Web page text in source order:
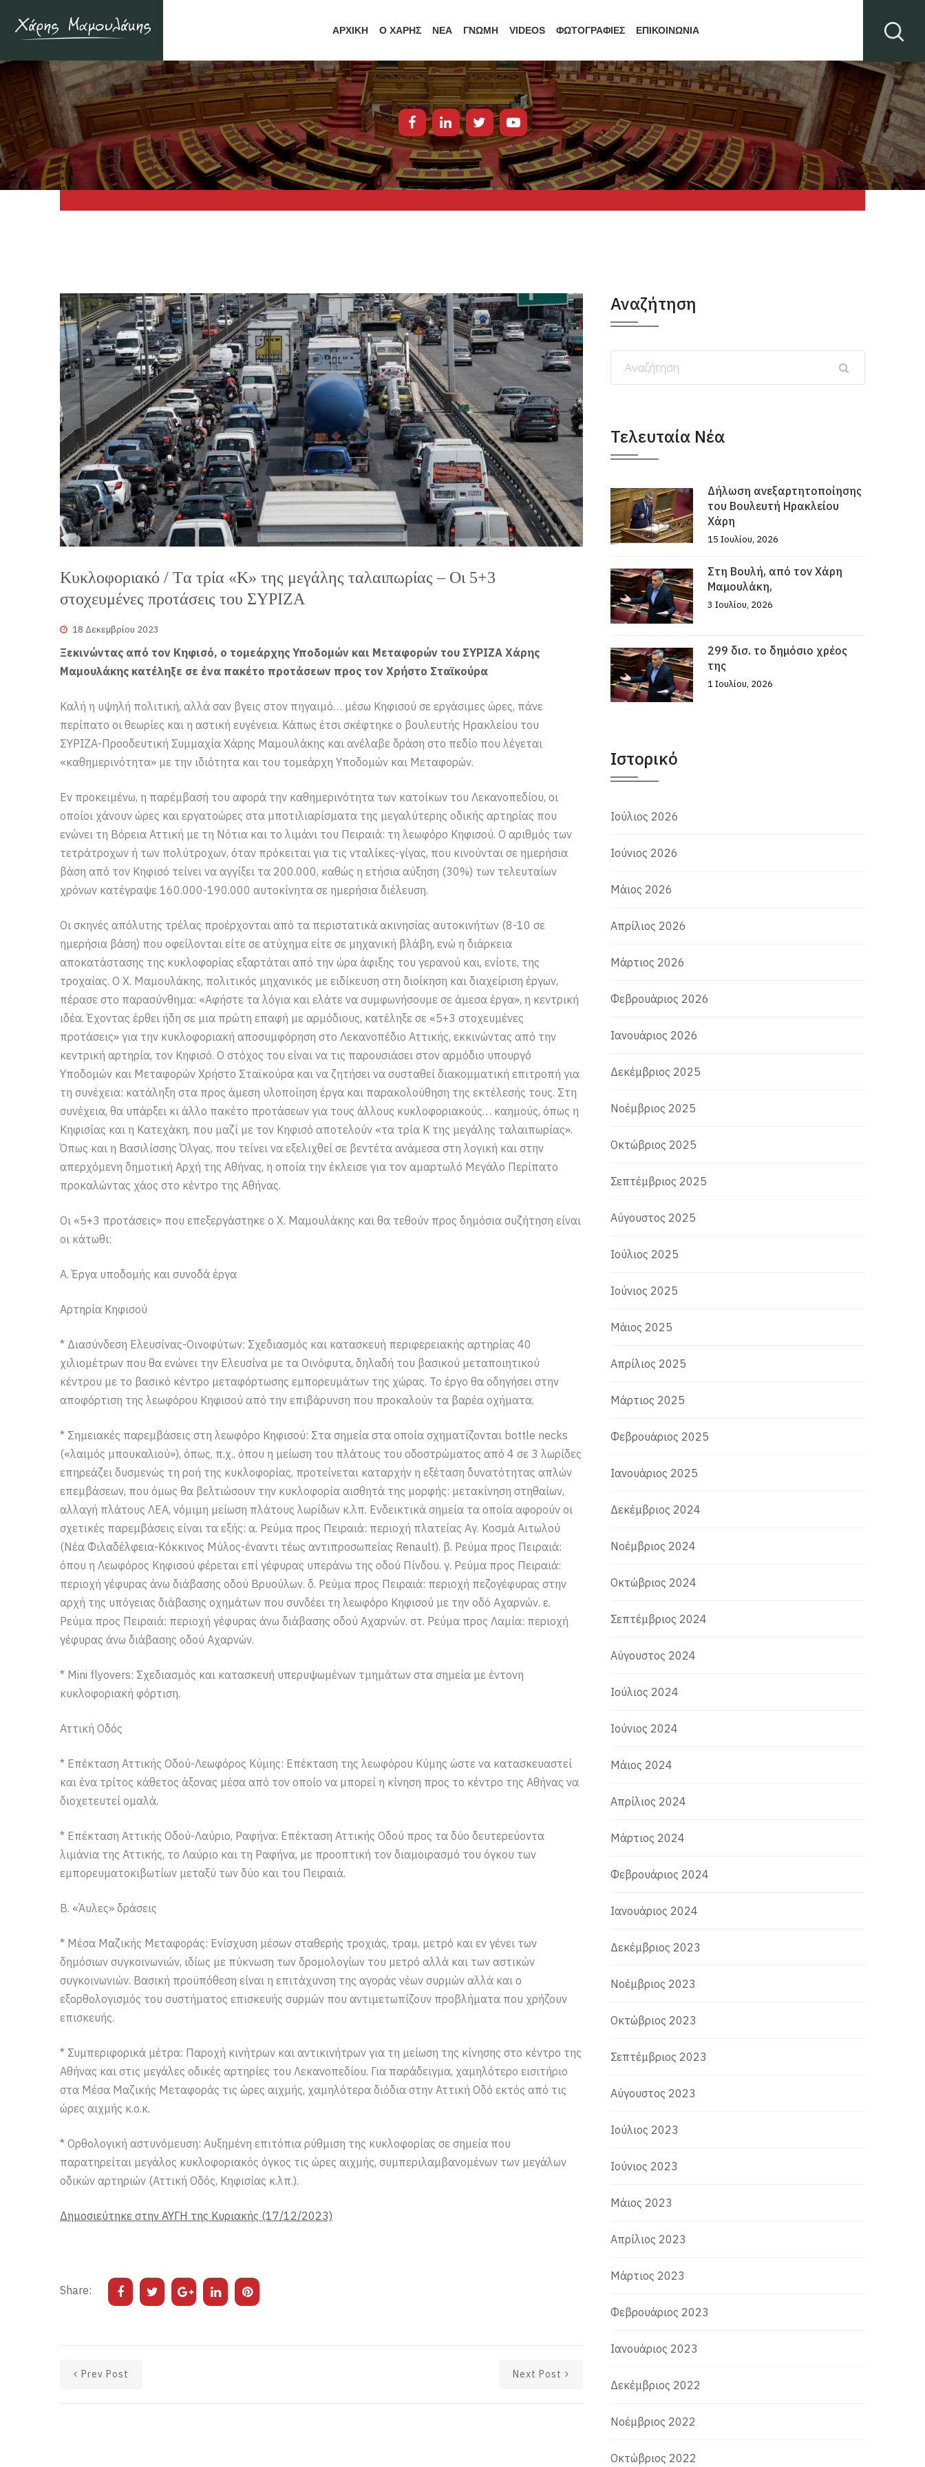
ΑΡΧΙΚΗ Ο ΧΑΡΗΣ ΝΕΑ ΓΝΩΜΗ VIDEOS ΦΩΤΟΓΡΑΦΙΕΣ ΕΠΙΚΟΙΝΩΝΙΑ
Κυκλοφοριακό / Tα τρία «Κ» της μεγάλης ταλαιπωρίας – Οι 5+3
στοχευμένες προτάσεις του ΣΥΡΙΖΑ
18 Δεκεμβρίου 2023
Ξεκινώντας από τον Κηφισό, ο τομεάρχης Υποδομών και Μεταφορών του ΣΥΡΙΖΑ Χάρης
Μαμουλάκης κατέληξε σε ένα πακέτο προτάσεων προς τον Χρήστο Σταϊκούρα
Καλή η υψηλή πολιτική, αλλά σαν βγεις στον πηγαιμό… μέσω Κηφισού σε εργάσιμες ώρες, πάνε
περίπατο οι θεωρίες και η αστική ευγένεια. Κάπως έτσι σκέφτηκε ο βουλευτής Ηρακλείου του
ΣΥΡΙΖΑ-Προοδευτική Συμμαχία Χάρης Μαμουλάκης και ανέλαβε δράση στο πεδίο που λέγεται
«καθημερινότητα» με την ιδιότητα και του τομεάρχη Υποδομών και Μεταφορών.
Εν προκειμένω, η παρέμβασή του αφορά την καθημερινότητα των κατοίκων του Λεκανοπεδίου, οι
οποίοι χάνουν ώρες και εργατοώρες στα μποτιλιαρίσματα της μεγαλύτερης οδικής αρτηρίας που
ενώνει τη Βόρεια Αττική με τη Νότια και το λιμάνι του Πειραιά: τη λεωφόρο Κηφισού. Ο αριθμός των
τετράτροχων ή των πολύτροχων, όταν πρόκειται για τις νταλίκες-γίγας, που κινούνται σε ημερήσια
βάση από τον Κηφισό τείνει να αγγίξει τα 200.000, καθώς η ετήσια αύξηση (30%) των τελευταίων
χρόνων κατέγραψε 160.000-190.000 αυτοκίνητα σε ημερήσια διέλευση.
Οι σκηνές απόλυτης τρέλας προέρχονται από τα περιστατικά ακινησίας αυτοκινήτων (8-10 σε
ημερήσια βάση) που οφείλονται είτε σε ατύχημα είτε σε μηχανική βλάβη, ενώ η διάρκεια
αποκατάστασης της κυκλοφορίας εξαρτάται από την ώρα άφιξης του γερανού και, ενίοτε, της
τροχαίας. Ο Χ. Μαμουλάκης, πολιτικός μηχανικός με ειδίκευση στη διοίκηση και διαχείριση έργων,
πέρασε στο παρασύνθημα: «Αφήστε τα λόγια και ελάτε να συμφωνήσουμε σε άμεσα έργα», η κεντρική
ιδέα. Έχοντας έρθει ήδη σε μια πρώτη επαφή με αρμόδιους, κατέληξε σε «5+3 στοχευμένες
προτάσεις» για την κυκλοφοριακή αποσυμφόρηση στο Λεκανοπέδιο Αττικής, εκκινώντας από την
κεντρική αρτηρία, τον Κηφισό. Ο στόχος του είναι να τις παρουσιάσει στον αρμόδιο υπουργό
Υποδομών και Μεταφορών Χρήστο Σταϊκούρα και να ζητήσει να συσταθεί διακομματική επιτροπή για
τη συνέχεια: κατάληξη στα προς άμεση υλοποίηση έργα και παρακολούθηση της εκτέλεσής τους. Στη
συνέχεια, θα υπάρξει κι άλλο πακέτο προτάσεων για τους άλλους κυκλοφοριακούς… καημούς, όπως η
Κηφισίας και η Κατεχάκη, που μαζί με τον Κηφισό αποτελούν «τα τρία Κ της μεγάλης ταλαιπωρίας».
Όπως και η Βασιλίσσης Όλγας, που τείνει να εξελιχθεί σε βεντέτα ανάμεσα στη λογική και στην
απερχόμενη δημοτική Αρχή της Αθήνας, η οποία την έκλεισε για τον αμαρτωλό Μεγάλο Περίπατο
προκαλώντας χάος στο κέντρο της Αθήνας.
Οι «5+3 προτάσεις» που επεξεργάστηκε ο Χ. Μαμουλάκης και θα τεθούν προς δημόσια συζήτηση είναι
οι κάτωθι:
Α. Έργα υποδομής και συνοδά έργα
Αρτηρία Κηφισού
* Διασύνδεση Ελευσίνας-Οινοφύτων: Σχεδιασμός και κατασκευή περιφερειακής αρτηρίας 40
χιλιομέτρων που θα ενώνει την Ελευσίνα με τα Οινόφυτα, δηλαδή του βασικού μεταποιητικού
κέντρου με το βασικό κέντρο μεταφόρτωσης εμπορευμάτων της χώρας. Το έργο θα οδηγήσει στην
αποφόρτιση της λεωφόρου Κηφισού από την επιβάρυνση που προκαλούν τα βαρέα οχήματα.
* Σημειακές παρεμβάσεις στη λεωφόρο Κηφισού: Στα σημεία στα οποία σχηματίζονται bottle necks
(«λαιμός μπουκαλιού»), όπως, π.χ., όπου η μείωση του πλάτους του οδοστρώματος από 4 σε 3 λωρίδες
επηρεάζει δυσμενώς τη ροή της κυκλοφορίας, προτείνεται καταρχήν η εξέταση δυνατότητας απλών
επεμβάσεων, που όμως θα βελτιώσουν την κυκλοφορία αισθητά της μορφής: μετακίνηση στηθαίων,
αλλαγή πλάτους ΛΕΑ, νόμιμη μείωση πλάτους λωρίδων κ.λπ. Ενδεικτικά σημεία τα οποία αφορούν οι
σχετικές παρεμβάσεις είναι τα εξής: α. Ρεύμα προς Πειραιά: περιοχή πλατείας Αγ. Κοσμά Αιτωλού
(Νέα Φιλαδέλφεια-Κόκκινος Μύλος-έναντι τέως αντιπροσωπείας Renault). β. Ρεύμα προς Πειραιά:
όπου η Λεωφόρος Κηφισού φέρεται επί γέφυρας υπεράνω της οδού Πίνδου. γ. Ρεύμα προς Πειραιά:
περιοχή γέφυρας άνω διάβασης οδού Βρυούλων. δ. Ρεύμα προς Πειραιά: περιοχή πεζογέφυρας στην
αρχή της υπόγειας διάβασης οχημάτων που συνδέει τη λεωφόρο Κηφισού με την οδό Αχαρνών. ε.
Ρεύμα προς Πειραιά: περιοχή γέφυρας άνω διάβασης οδού Αχαρνών. στ. Ρεύμα προς Λαμία: περιοχή
γέφυρας άνω διάβασης οδού Αχαρνών.
* Mini flyovers: Σχεδιασμός και κατασκευή υπερυψωμένων τμημάτων στα σημεία με έντονη
κυκλοφοριακή φόρτιση.
Αττική Οδός
* Επέκταση Αττικής Οδού-Λεωφόρος Κύμης: Επέκταση της λεωφόρου Κύμης ώστε να κατασκευαστεί
και ένα τρίτος κάθετος άξονας μέσα από τον οποίο να μπορεί η κίνηση προς το κέντρο της Αθήνας να
διοχετευτεί ομαλά.
* Επέκταση Αττικής Οδού-Λαύριο, Ραφήνα: Επέκταση Αττικής Οδού προς τα δύο δευτερεύοντα
λιμάνια της Αττικής, το Λαύριο και τη Ραφήνα, με προοπτική τον διαμοιρασμό του όγκου των
εμπορευματοκιβωτίων μεταξύ των δύο και του Πειραιά.
Β. «Άυλες» δράσεις
* Μέσα Μαζικής Μεταφοράς: Ενίσχυση μέσων σταθερής τροχιάς, τραμ, μετρό και εν γένει των
δημόσιων συγκοινωνιών, ιδίως με πύκνωση των δρομολογίων του μετρό αλλά και των αστικών
συγκοινωνιών. Βασική προϋπόθεση είναι η επιτάχυνση της αγοράς νέων συρμών αλλά και ο
εξορθολογισμός του συστήματος επισκευής συρμών που αντιμετωπίζουν προβλήματα που χρήζουν
επισκευής.
* Συμπεριφορικά μέτρα: Παροχή κινήτρων και αντικινήτρων για τη μείωση της κίνησης στο κέντρο της
Αθήνας και στις μεγάλες οδικές αρτηρίες του Λεκανοπεδίου. Για παράδειγμα, χαμηλότερο εισιτήριο
στα Μέσα Μαζικής Μεταφοράς τις ώρες αιχμής, χαμηλότερα διόδια στην Αττική Οδό εκτός από τις
ώρες αιχμής κ.ο.κ.
* Ορθολογική αστυνόμευση: Αυξημένη επιτόπια ρύθμιση της κυκλοφορίας σε σημεία που
παρατηρείται μεγάλος κυκλοφοριακός όγκος τις ώρες αιχμής, συμπεριλαμβανομένων των μεγάλων
οδικών αρτηριών (Αττική Οδός, Κηφισίας κ.λπ.).
Δημοσιεύτηκε στην ΑΥΓΗ της Κυριακής (17/12/2023)
Share:
Prev Post Next Post
Αναζήτηση
Τελευταία Νέα
Δήλωση ανεξαρτητοποίησης
του Βουλευτή Ηρακλείου
Χάρη
15 Ιουλίου, 2026
Στη Βουλή, από τον Χάρη
Μαμουλάκη,
3 Ιουλίου, 2026
299 δισ. το δημόσιο χρέος
της
1 Ιουλίου, 2026
Ιστορικό
Ιούλιος 2026
Ιούνιος 2026
Μάιος 2026
Απρίλιος 2026
Μάρτιος 2026
Φεβρουάριος 2026
Ιανουάριος 2026
Δεκέμβριος 2025
Νοέμβριος 2025
Οκτώβριος 2025
Σεπτέμβριος 2025
Αύγουστος 2025
Ιούλιος 2025
Ιούνιος 2025
Μάιος 2025
Απρίλιος 2025
Μάρτιος 2025
Φεβρουάριος 2025
Ιανουάριος 2025
Δεκέμβριος 2024
Νοέμβριος 2024
Οκτώβριος 2024
Σεπτέμβριος 2024
Αύγουστος 2024
Ιούλιος 2024
Ιούνιος 2024
Μάιος 2024
Απρίλιος 2024
Μάρτιος 2024
Φεβρουάριος 2024
Ιανουάριος 2024
Δεκέμβριος 2023
Νοέμβριος 2023
Οκτώβριος 2023
Σεπτέμβριος 2023
Αύγουστος 2023
Ιούλιος 2023
Ιούνιος 2023
Μάιος 2023
Απρίλιος 2023
Μάρτιος 2023
Φεβρουάριος 2023
Ιανουάριος 2023
Δεκέμβριος 2022
Νοέμβριος 2022
Οκτώβριος 2022